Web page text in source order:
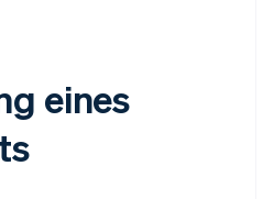
eines